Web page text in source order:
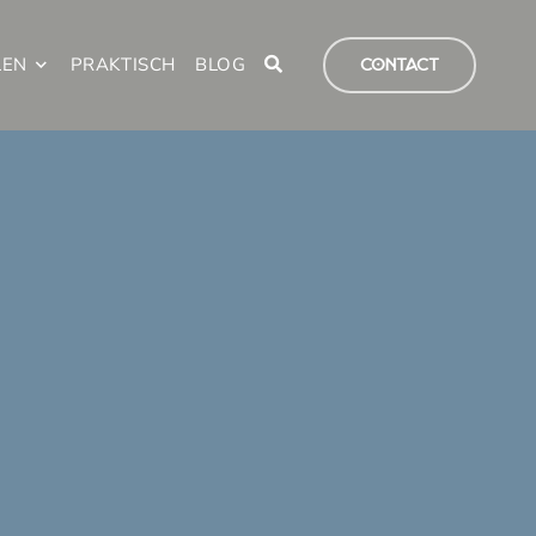
PRAKTISCH BLOG CONTACT